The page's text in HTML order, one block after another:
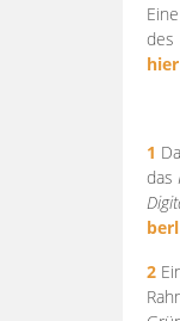
des
hier
1
das
2